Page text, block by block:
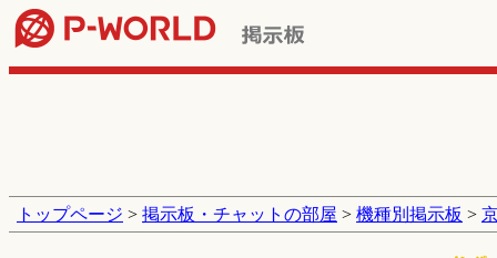
トップページ > 掲示板・チャットの部屋 > 機種別掲示板 >